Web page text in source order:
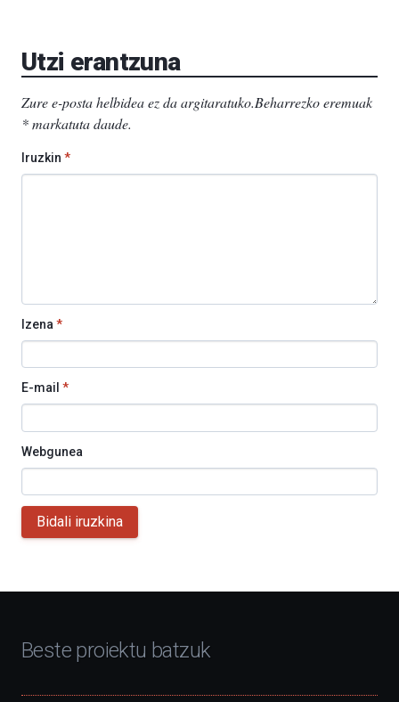
Utzi erantzuna
Zure e-posta helbidea ez da argitaratuko.Beharrezko eremuak
*markatuta daude.
Iruzkin *
Izena *
E-mail *
Webgunea
Bidali iruzkina
Beste proiektu batzuk